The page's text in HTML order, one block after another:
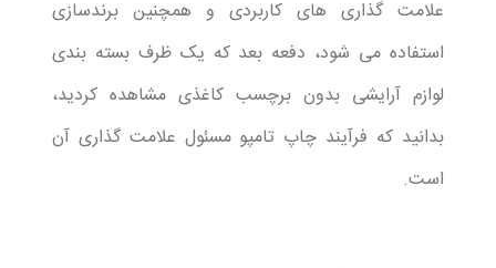
علامت گذاری های کاربردی و همچنین برندسازی
استفاده می شود، دفعه بعد که یک ظرف بسته بندی
لوازم آرایشی بدون برچسب کاغذی مشاهده کردید،
بدانید که فرآیند چاپ تامپو مسئول علامت گذاری آن
است.